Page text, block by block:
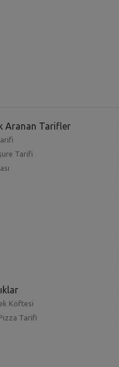
Aranan Tarifler
Tarifi
Köftesi
Tarifi